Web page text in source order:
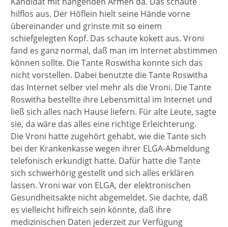
hilflos aus. Der Höflein hielt seine Hände vorne
übereinander und grinste mit so einem
schiefgelegten Kopf. Das schaute kokett aus. Vroni
fand es ganz normal, daß man im Internet abstimmen
können sollte. Die Tante Roswitha konnte sich das
nicht vorstellen. Dabei benutzte die Tante Roswitha
das Internet selber viel mehr als die Vroni. Die Tante
Roswitha bestellte ihre Lebensmittal im Internet und
ließ sich alles nach Hause liefern. Für alte Leute, sagte
sie, da wäre das alles eine richtige Erleichterung.
Die Vroni hatte zugehört gehabt, wie die Tante sich
bei der Krankenkasse wegen ihrer ELGA-Abmeldung
telefonisch erkundigt hatte. Dafür hatte die Tante
sich schwerhörig gestellt und sich alles erklären
lassen. Vroni war von ELGA, der elektronischen
Gesundheitsakte nicht abgemeldet. Sie dachte, daß
es vielleicht hiflreich sein könnte, daß ihre
medizinischen Daten jederzeit zur Verfügung